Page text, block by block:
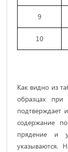
9
10
Как видно из
образцах при
подтверждает
содержание
прядение и
указываются.